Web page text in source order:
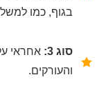
בגוף, כמו
סוג 3:
אחראי
והעורקים.